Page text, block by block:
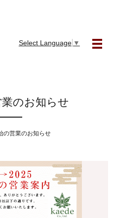
Select Language ▼
メ
のお知らせ
の営業のお知らせ